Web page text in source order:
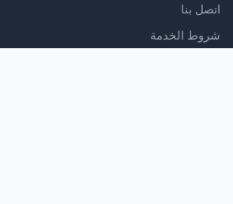
اتصل بنا
شروط الخدمة